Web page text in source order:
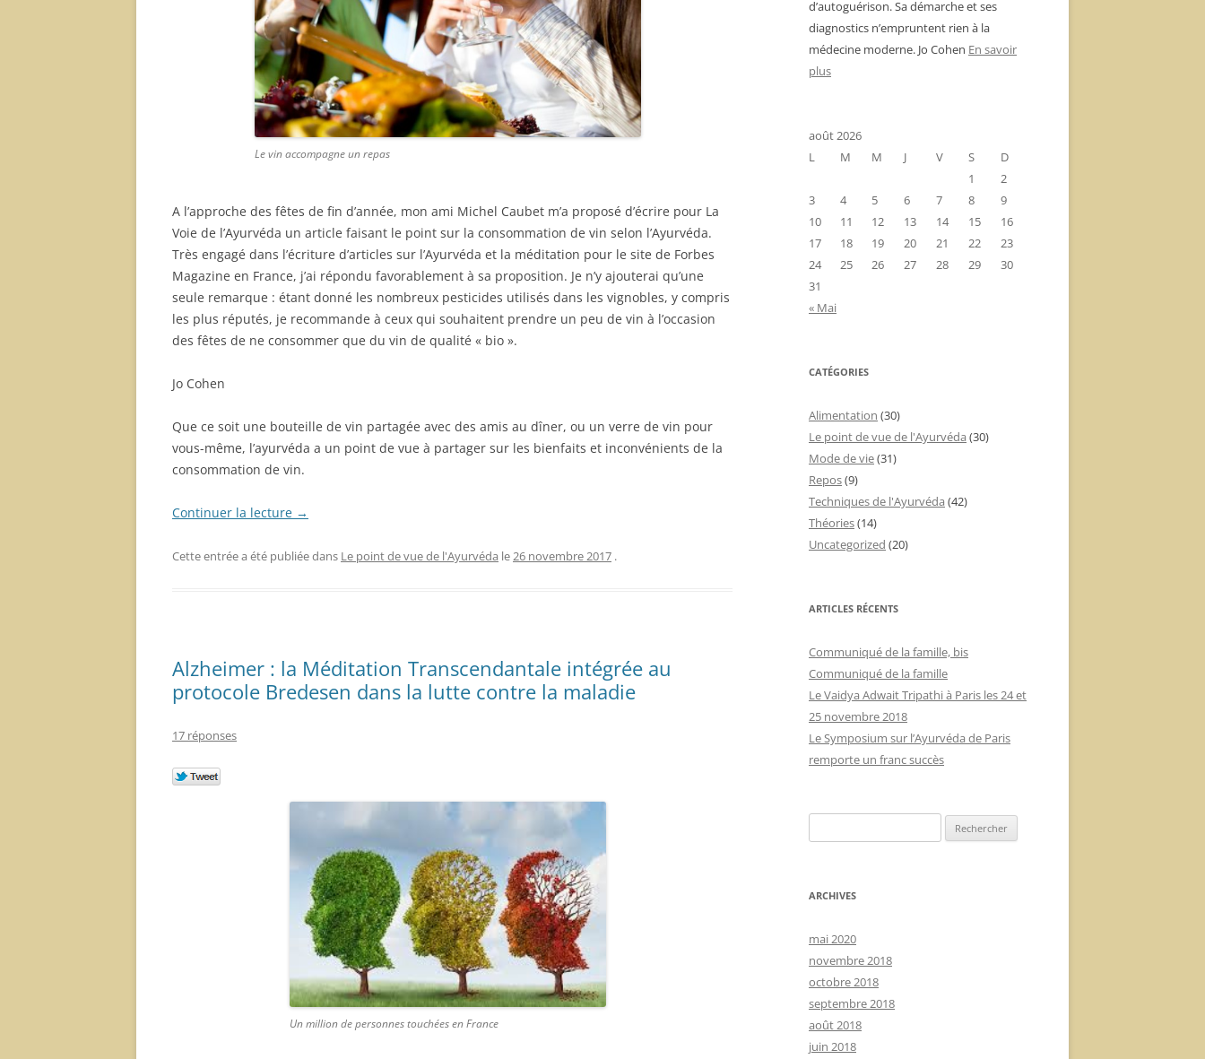
Le vin accompagne un repas
A l’approche des fêtes de fin d’année, mon ami Michel Caubet m’a proposé d’écrire pour La
Voie de l’Ayurvéda un article faisant le point sur la consommation de vin selon l’Ayurvéda.
Très engagé dans l’écriture d’articles sur l’Ayurvéda et la méditation pour le site de Forbes
Magazine en France, j’ai répondu favorablement à sa proposition. Je n’y ajouterai qu’une
seule remarque : étant donné les nombreux pesticides utilisés dans les vignobles, y compris
les plus réputés, je recommande à ceux qui souhaitent prendre un peu de vin à l’occasion
des fêtes de ne consommer que du vin de qualité « bio ».
Jo Cohen
Que ce soit une bouteille de vin partagée avec des amis au dîner, ou un verre de vin pour
vous-même, l’ayurvéda a un point de vue à partager sur les bienfaits et inconvénients de la
consommation de vin.
Continuer la lecture →
Cette entrée a été publiée dans Le point de vue de l'Ayurvéda le26 novembre 2017 .
Alzheimer : la Méditation Transcendantale intégrée au
protocole Bredesen dans la lutte contre la maladie
17 réponses
Un million de personnes touchées en France
d’autoguérison. Sa démarche et ses
diagnostics n’empruntent rien à la
médecine moderne. Jo Cohen En savoir
plus
août 2026
L
M M J V S
D
1
2
3
4 5 6 7 8
9
10
11 12 13 14 15
16
17
18 19 20 21 22
23
24
25 26 27 28 29
30
31
« Mai
CATÉGORIES
Alimentation (30)
Le point de vue de l'Ayurvéda (30)
Mode de vie(31)
Repos(9)
Techniques de l'Ayurvéda (42)
Théories(14)
Uncategorized (20)
ARTICLES RÉCENTS
Communiqué de la famille, bis
Communiqué de la famille
Le Vaidya Adwait Tripathi à Paris les 24 et
25 novembre 2018
Le Symposium sur l’Ayurvéda de Paris
remporte un franc succès
ARCHIVES
mai 2020
novembre 2018
octobre 2018
septembre 2018
août 2018
juin 2018